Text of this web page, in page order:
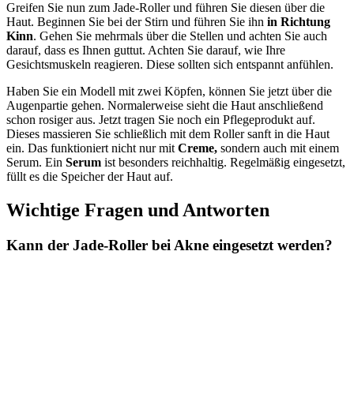
Greifen Sie nun zum Jade-Roller und führen Sie diesen über die
Haut. Beginnen Sie bei der Stirn und führen Sie ihn in Richtung
Kinn. Gehen Sie mehrmals über die Stellen und achten Sie auch
darauf, dass es Ihnen guttut. Achten Sie darauf, wie Ihre
Gesichtsmuskeln reagieren. Diese sollten sich entspannt anfühlen.
Haben Sie ein Modell mit zwei Köpfen, können Sie jetzt über die
Augenpartie gehen. Normalerweise sieht die Haut anschließend
schon rosiger aus. Jetzt tragen Sie noch ein Pflegeprodukt auf.
Dieses massieren Sie schließlich mit dem Roller sanft in die Haut
ein. Das funktioniert nicht nur mit Creme, sondern auch mit einem
Serum. Ein Serum ist besonders reichhaltig. Regelmäßig eingesetzt,
füllt es die Speicher der Haut auf.
Wichtige Fragen und Antworten
Kann der Jade-Roller bei Akne eingesetzt werden?